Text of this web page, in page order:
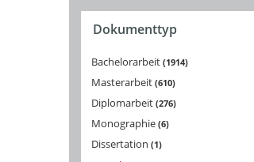
Dokumenttyp
Bachelorarbeit 1914
Masterarbeit 610
Diplomarbeit 276
Monographie 6
Dissertation 1